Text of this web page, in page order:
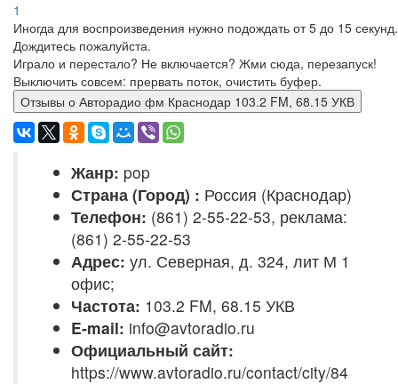
1
Иногда для воспроизведения нужно подождать от 5 до 15 секунд.
Дождитесь пожалуйста.
Играло и перестало? Не включается? Жми сюда, перезапуск!
Выключить совсем: прервать поток, очистить буфер.
Отзывы о Авторадио фм Краснодар 103.2 FM, 68.15 УКВ
Жанр: pop
Страна (Город) : Россия (Краснодар)
Телефон: (861) 2-55-22-53, реклама:
(861) 2-55-22-53
Адрес: ул. Северная, д. 324, лит М 1
офис;
Частота: 103.2 FM, 68.15 УКВ
E-mail: info@avtoradio.ru
Официальный сайт:
https://www.avtoradio.ru/contact/city/84